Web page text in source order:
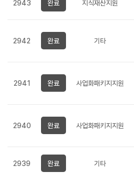
2943 완료 지식재산지원
2942 완료 기타
2941 완료 사업화패키지지원
2940 완료 사업화패키지지원
2939 완료 기타